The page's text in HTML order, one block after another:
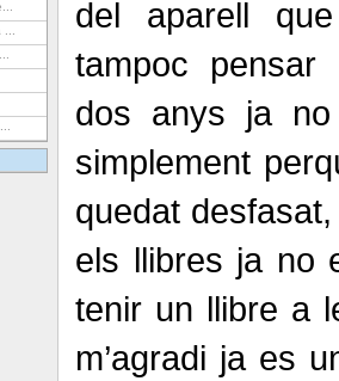
del aparell
tampoc
dos anys ja
simplement
quedat
els llibres ja no
tenir un llibre a
m’agradi ja es